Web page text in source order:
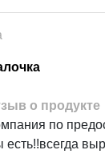
о продукте
по